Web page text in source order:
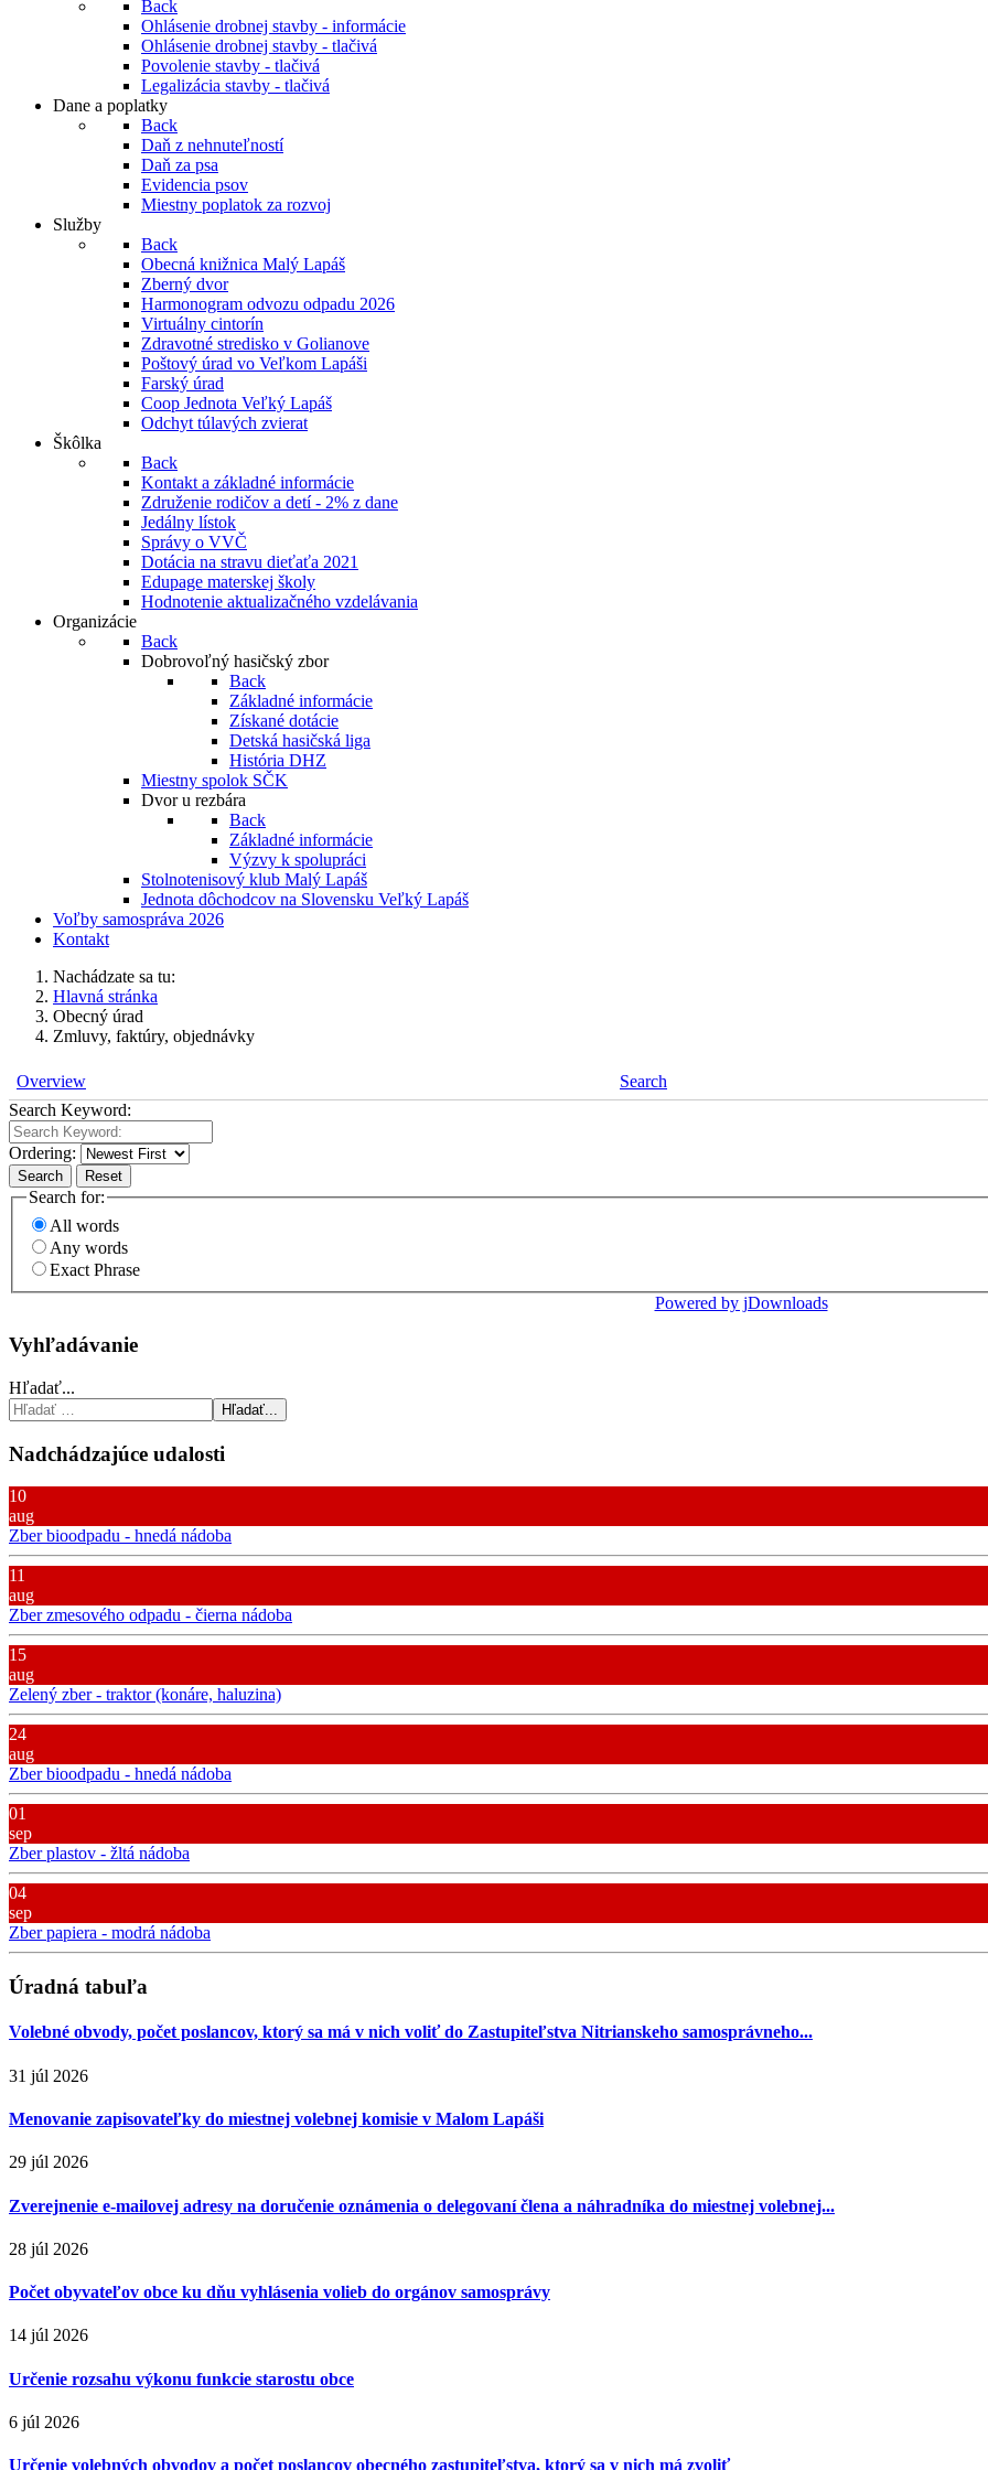
Back
Ohlásenie drobnej stavby - informácie
Ohlásenie drobnej stavby - tlačivá
Povolenie stavby - tlačivá
Legalizácia stavby - tlačivá
Dane a poplatky
Back
Daň z nehnuteľností
Daň za psa
Evidencia psov
Miestny poplatok za rozvoj
Služby
Back
Obecná knižnica Malý Lapáš
Zberný dvor
Harmonogram odvozu odpadu 2026
Virtuálny cintorín
Zdravotné stredisko v Golianove
Poštový úrad vo Veľkom Lapáši
Farský úrad
Coop Jednota Veľký Lapáš
Odchyt túlavých zvierat
Škôlka
Back
Kontakt a základné informácie
Združenie rodičov a detí - 2% z dane
Jedálny lístok
Správy o VVČ
Dotácia na stravu dieťaťa 2021
Edupage materskej školy
Hodnotenie aktualizačného vzdelávania
Organizácie
Back
Dobrovoľný hasičský zbor
Back
Základné informácie
Získané dotácie
Detská hasičská liga
História DHZ
Miestny spolok SČK
Dvor u rezbára
Back
Základné informácie
Výzvy k spolupráci
Stolnotenisový klub Malý Lapáš
Jednota dôchodcov na Slovensku Veľký Lapáš
Voľby samospráva 2026
Kontakt
Nachádzate sa tu:
Hlavná stránka
Obecný úrad
Zmluvy, faktúry, objednávky
Overview
Search
Search Keyword:
Ordering:
Search Reset
Search for:
All words
Any words
Exact Phrase
Powered by jDownloads
Vyhľadávanie
Hľadať...
Hľadať...
Nadchádzajúce udalosti
10
aug
Zber bioodpadu - hnedá nádoba
11
aug
Zber zmesového odpadu - čierna nádoba
15
aug
Zelený zber - traktor (konáre, haluzina)
24
aug
Zber bioodpadu - hnedá nádoba
01
sep
Zber plastov - žltá nádoba
04
sep
Zber papiera - modrá nádoba
Úradná tabuľa
Volebné obvody, počet poslancov, ktorý sa má v nich voliť do Zastupiteľstva Nitrianskeho samosprávneho...
31 júl 2026
Menovanie zapisovateľky do miestnej volebnej komisie v Malom Lapáši
29 júl 2026
Zverejnenie e-mailovej adresy na doručenie oznámenia o delegovaní člena a náhradníka do miestnej volebnej...
28 júl 2026
Počet obyvateľov obce ku dňu vyhlásenia volieb do orgánov samosprávy
14 júl 2026
Určenie rozsahu výkonu funkcie starostu obce
6 júl 2026
Určenie volebných obvodov a počet poslancov obecného zastupiteľstva, ktorý sa v nich má zvoliť